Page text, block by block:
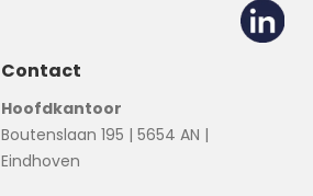
Contact
Hoofdkantoor
Boutenslaan 195 | 5654 AN |
Eindhoven